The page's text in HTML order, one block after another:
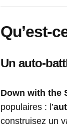
Qu’est-
Un auto-
Down with the
populaires : l’
construisez un